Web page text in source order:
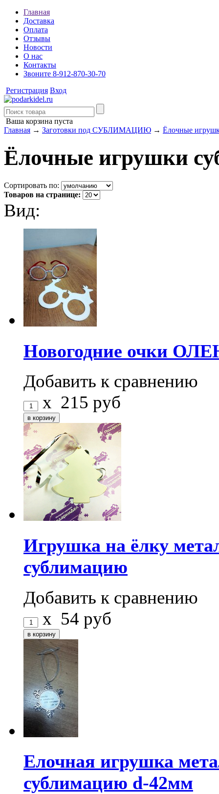
Главная
Доставка
Оплата
Отзывы
Новости
О нас
Контакты
Звоните 8-912-870-30-70
Регистрация Вход
Ваша корзина пуста
Главная → Заготовки под СУБЛИМАЦИЮ → Ёлочные
Ёлочные игрушки
Сортировать по:
Товаров на странице:
Вид:
Новогодние очки
Добавить к сравнению
x 215 руб
Игрушка на ёлку
сублимацию
Добавить к сравнению
x 54 руб
Елочная игрушка
сублимацию d-42мм